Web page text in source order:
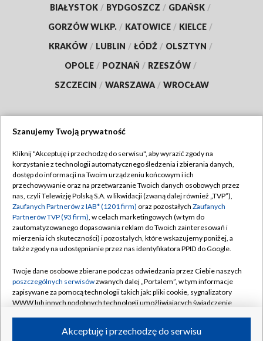
BIAŁYSTOK / BYDGOSZCZ / GDAŃSK /
GORZÓW WLKP. / KATOWICE / KIELCE /
KRAKÓW / LUBLIN / ŁÓDŹ / OLSZTYN /
OPOLE / POZNAŃ / RZESZÓW /
SZCZECIN / WARSZAWA / WROCŁAW
TVP
Abonament TVP
Emisja w TVP
Centrum informacji TVP
Naziemna Telewizja Cyfrowa
Rada Programowa
System NOS
Informacje o nadawcy
Program dla prasy
Regulamin TVP
Polityka prywatności
Moje zgody
Pomoc
Kontakt
Kanały
Szanujemy Twoją prywatność
Kliknij "Akceptuję i przechodzę do serwisu", aby wyrazić zgody na
korzystanie z technologii automatycznego śledzenia i zbierania danych,
dostęp do informacji na Twoim urządzeniu końcowym i ich
przechowywanie oraz na przetwarzanie Twoich danych osobowych przez
nas, czyli Telewizję Polską S.A. w likwidacji (zwaną dalej również „TVP”),
Zaufanych Partnerów z IAB* (1201 firm) oraz pozostałych Zaufanych
Partnerów TVP (93 firm), w celach marketingowych (w tym do
zautomatyzowanego dopasowania reklam do Twoich zainteresowań i
mierzenia ich skuteczności) i pozostałych, które wskazujemy poniżej, a
także zgody na udostępnianie przez nas identyfikatora PPID do Google.
Twoje dane osobowe zbierane podczas odwiedzania przez Ciebie naszych
poszczególnych serwisówzwanych dalej „Portalem”, w tym informacje
zapisywane za pomocą technologii takich jak: pliki cookie, sygnalizatory
WWW lub innych podobnych technologii umożliwiających świadczenie
ruchu w Internecie.Akceptuję i przechodzę do serwisu